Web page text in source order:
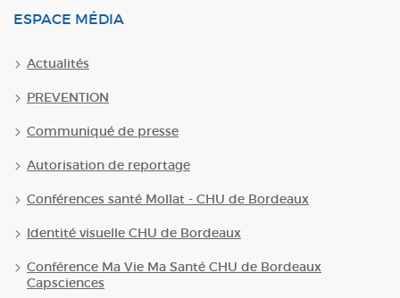
ESPACE MÉDIA
Actualités
PREVENTION
Communiqué de presse
Autorisation de reportage
Conférences santé Mollat - CHU de Bordeaux
Identité visuelle CHU de Bordeaux
Conférence Ma Vie Ma Santé CHU de Bordeaux
Capsciences